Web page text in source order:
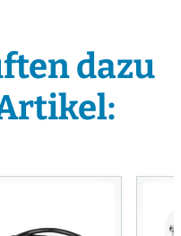
dazu